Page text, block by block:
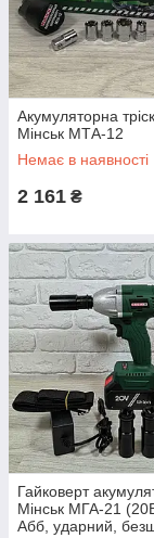
Акумуляторна
Мінськ МТА-12
Немає в наявності
2 161 ₴
Гайковерт
Мінськ МГА-21
Абб, ударний,